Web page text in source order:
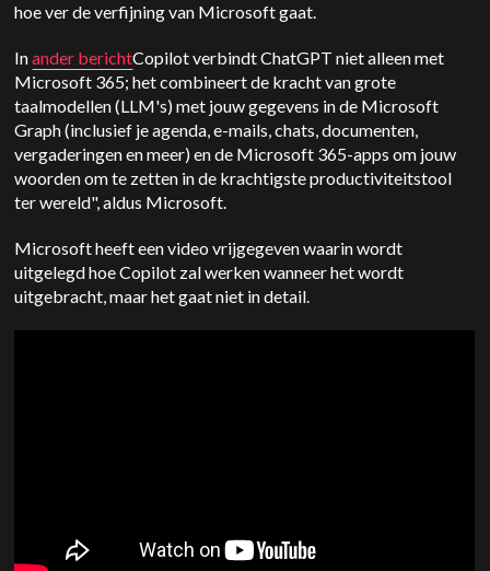
hoe ver de verfijning van Microsoft gaat.
Inander berichtCopilot verbindt ChatGPT niet alleen met
Microsoft 365; het combineert de kracht van grote
taalmodellen (LLM's) met jouw gegevens in de Microsoft
Graph (inclusief je agenda, e-mails, chats, documenten,
vergaderingen en meer) en de Microsoft 365-apps om jouw
woorden om te zetten in de krachtigste productiviteitstool
ter wereld", aldus Microsoft.
Microsoft heeft een video vrijgegeven waarin wordt
uitgelegd hoe Copilot zal werken wanneer het wordt
uitgebracht, maar het gaat niet in detail.